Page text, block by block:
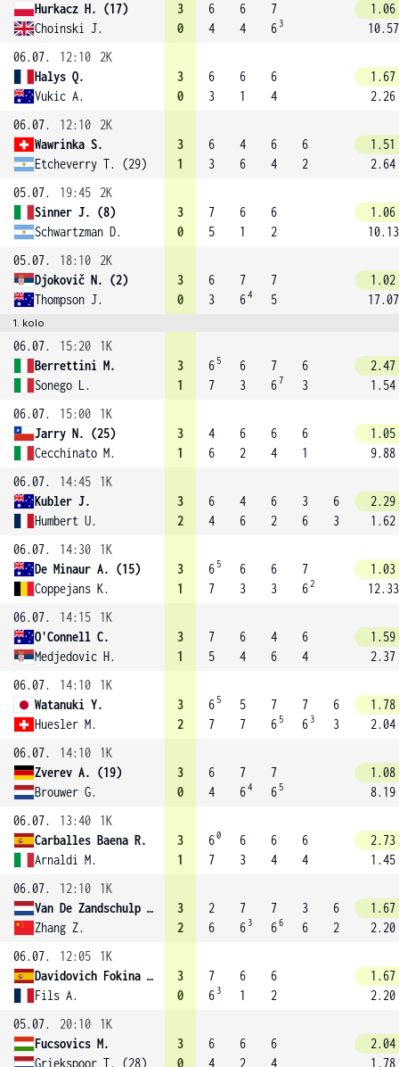
Hurkacz H. (17)
Choinski J.
3
0
6
4
6
4
7
6 3
1.06
10.57
06.07.
12:10
2K
Halys Q.
Vukic A.
3
0
6
3
6
1
6
4
1.67
2.26
06.07.
12:10
2K
Wawrinka S.
Etcheverry T. (29)
3
1
6
3
4
6
6
4
6
2
1.51
2.64
05.07.
19:45
2K
Sinner J. (8)
Schwartzman D.
3
0
7
5
6
1
6
2
1.06
10.13
05.07.
18:10
2K
Djokovič N. (2)
Thompson J.
3
0
6
3
7
64
7
5
1.02
17.07
1. kolo
06.07. 15:20
1K
Berrettini M.
Sonego L.
3
1
6 5
7
6
3
7
67
6
3
2.47
1.54
06.07.
15:00
1K
Jarry N. (25)
Cecchinato M.
3
1
4
6
6
2
6
4
6
1
1.05
9.88
06.07.
14:45
1K
Kubler J.
Humbert U.
3
2
6
4
4
6
6
2
3
6
6
3
2.29
1.62
06.07.
14:30
1K
De Minaur A. (15)
Coppejans K.
3
1
6 5
7
6
3
6
3
7
62
1.03
12.33
06.07.
14:15
1K
O'Connell C.
Medjedovic H.
3
1
7
5
6
4
4
6
6
4
1.59
2.37
06.07.
14:10
1K
Watanuki Y.
Huesler M.
3
2
6 5
7
5
7
7
6 5
7
6 3
6
3
1.78
2.04
06.07.
14:10
1K
Zverev A. (19)
Brouwer G.
3
0
6
4
7
64
7
6 5
1.08
8.19
06.07.
13:40
1K
Carballes Baena R.
Arnaldi M.
3
1
60
7
6
3
6
4
6
4
2.73
1.45
06.07.
12:10
1K
Van De Zandschulp B.
Zhang Z.
3
2
2
6
7
6 3
7
66
3
6
6
2
1.67
2.20
06.07.
12:05
1K
Davidovich Fokina A. (31)
Fils A.
3
0
7
6 3
6
1
6
2
1.67
2.20
05.07.
20:10
1K
Fucsovics M.
Griekspoor T. (28)
3
0
6
4
6
2
6
4
2.04
1.78